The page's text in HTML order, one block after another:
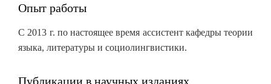
Опыт работы
С 2013 г. по настоящее время ассистент кафедры теории
языка, литературы и социолингвистики.
Публикации в научных изданиях